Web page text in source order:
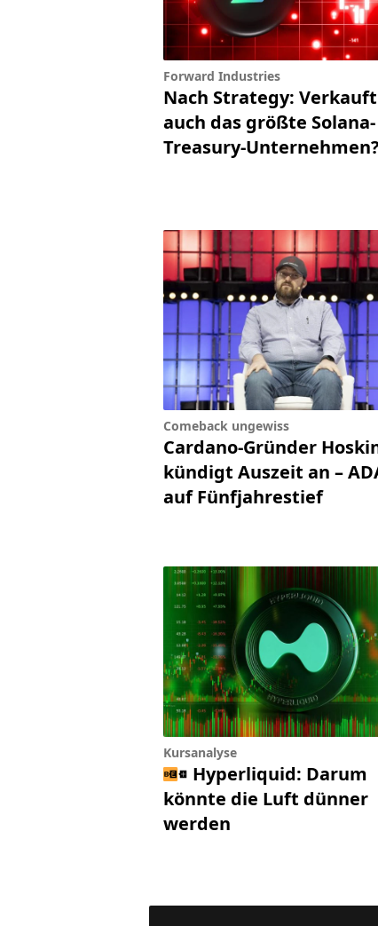
Forward Industries
Nach Strategy:
auch das größte Solana-
Treasury-Unternehmen?
Comeback ungewiss
Cardano-Gründer
kündigt Auszeit an –
auf Fünfjahrestief
Kursanalyse
Hyperliquid: Darum
könnte die Luft dünner
werden